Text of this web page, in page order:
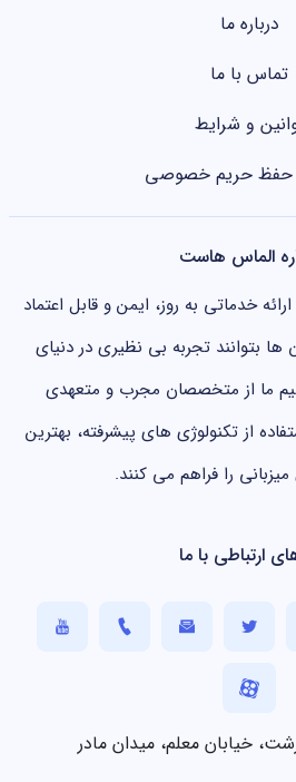
درباره ما
تماس با ما
و شرایط
حریم خصوصی
الماس هاست
خدماتی به روز، ایمن و قابل اعتماد
بتوانند تجربه بی نظیری در دنیای
ما از متخصصان مجرب و متعهدی
از تکنولوژی های پیشرفته، بهترین
را فراهم می کنند.
ارتباطی با ما
خیابان معلم، میدان مادر